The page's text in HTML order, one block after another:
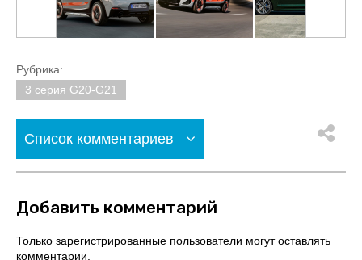
Рубрика:
3 серия G20-G21
Список комментариев
Добавить комментарий
Только зарегистрированные пользователи могут оставлять
комментарии.